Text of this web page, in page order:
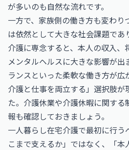
が多いのも自然な流れです。
一方で、家族側の働き方も変わり
は依然として大きな社会課題であ
介護に専念すると、本人の収入、
メンタルヘルスに大きな影響が出
ランスといった柔軟な働き方が広
介護と仕事を両立する」選択肢が
た。介護休業や介護休暇に関する
報も確認しておきましょう。
一人暮らし在宅介護で最初に行
こまで支えるか」ではなく、「本